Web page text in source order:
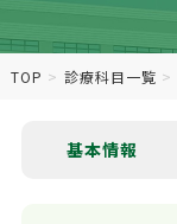
TOP 診療科目一覧
基本情報